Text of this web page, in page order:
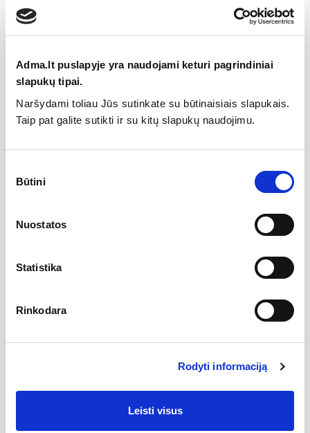
Adma.lt puslapyje yra naudojami keturi pagrindiniai
slapukų tipai.
Naršydami toliau Jūs sutinkate su būtinaisiais slapukais.
Taip pat galite sutikti ir su kitų slapukų naudojimu.
pasirinkimas
Būtini
Nuostatos
Statistika
Rinkodara
Rodyti informaciją
Leisti visus
Specifikacija
sistema leidžia vos vieno veiksmo pagalba
: 375 x 459 x 60 mm